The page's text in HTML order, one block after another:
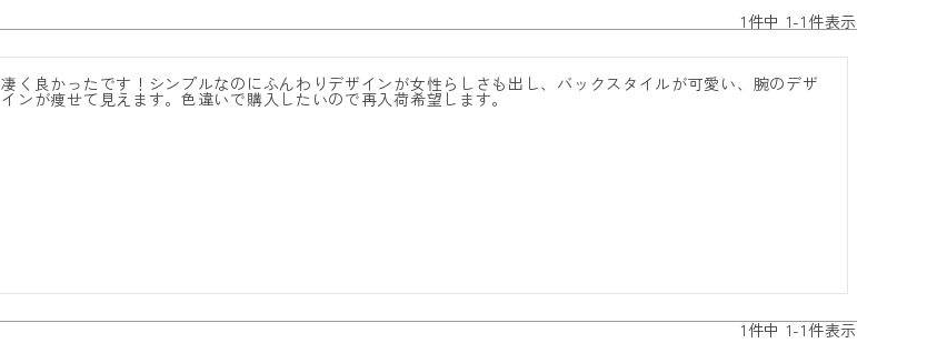
1件中 1-1件表示
凄く良かったです！シンプルなのにふんわりデザインが女性らしさも出し、バックスタイルが可愛い、腕のデザ
インが痩せて見えます。色違いで購入したいので再入荷希望します。
1件中 1-1件表示